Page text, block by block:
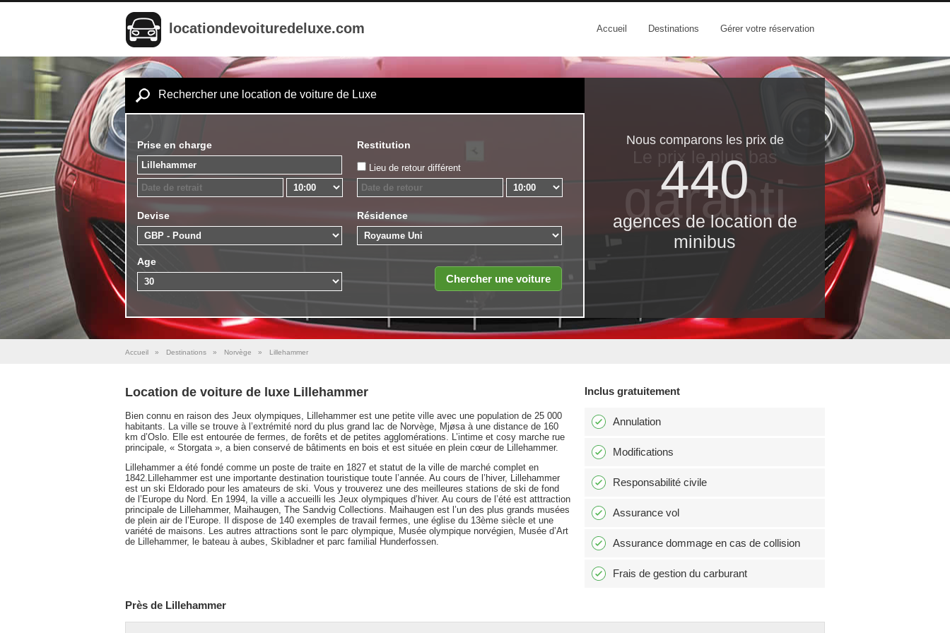
locationdevoituredeluxe.com Accueil Destinations Gérer votre réservation
Rechercher une location de voiture de Luxe
Prise en charge Restitution
Lieu de retour différent
Devise Résidence
Age
Nous comparons les prix de
440
agences de location de
minibus
Le prix le​ plus bas
garanti
Accueil » Destinations » Norvège » Lillehammer
Location de voiture de luxe Lillehammer
Bien connu en raison des Jeux olympiques, Lillehammer est une petite ville avec une population de 25 000
habitants. La ville se trouve à l’extrémité nord du plus grand lac de Norvège, Mjøsa à une distance de 160
km d’Oslo. Elle est entourée de fermes, de forêts et de petites agglomérations. L’intime et cosy marche rue
principale, « Storgata », a bien conservé de bâtiments en bois et est située en plein cœur de Lillehammer.
Lillehammer a été fondé comme un poste de traite en 1827 et statut de la ville de marché complet en
1842.Lillehammer est une importante destination touristique toute l’année. Au cours de l’hiver, Lillehammer
est un ski Eldorado pour les amateurs de ski. Vous y trouverez une des meilleures stations de ski de fond
de l’Europe du Nord. En 1994, la ville a accueilli les Jeux olympiques d’hiver. Au cours de l’été est atttraction
principale de Lillehammer, Maihaugen, The Sandvig Collections. Maihaugen est l’un des plus grands musées
de plein air de l’Europe. Il dispose de 140 exemples de travail fermes, une église du 13ème siècle et une
variété de maisons. Les autres attractions sont le parc olympique, Musée olympique norvégien, Musée d’Art
de Lillehammer, le bateau à aubes, Skibladner et parc familial Hunderfossen.
Inclus gratuitement
Annulation
Modifications
Responsabilité civile
Assurance vol
Assurance dommage en cas de collision
Frais de gestion du carburant
Près de Lillehammer